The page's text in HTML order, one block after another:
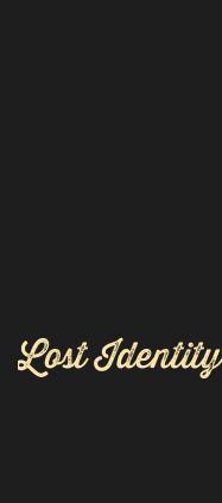
Lost Identity